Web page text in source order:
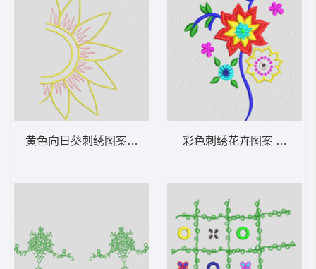
黄色向日葵刺绣图案 花型 彩色刺绣花卉图案 花型